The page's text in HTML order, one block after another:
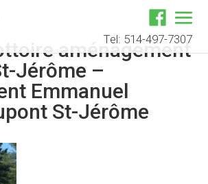
Tel: 514-497-7307
aménagement
Jérôme –
Emmanuel
St-Jérôme